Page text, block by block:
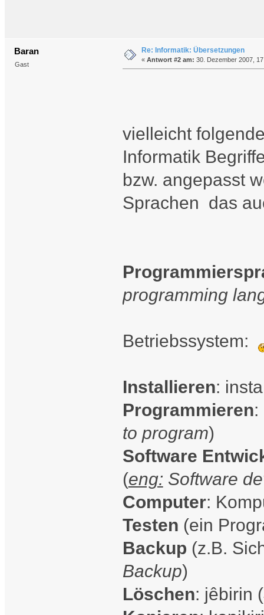
Baran
Gast
Re: Informatik: Übersetzungen
« Antwort #2 am: 30. Dezember 2007,
vielleicht
Informatik
bzw. angepasst
Sprachen das
programming
Betriebssystem:
Installieren:
Programmieren:
to program)
Software
(eng: Software
Computer:
Testen (ein
Backup (z.B.
Backup)
Löschen: jêbirin